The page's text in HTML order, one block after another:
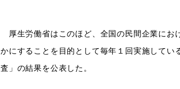
厚生労働省はこのほど、全国の民間企業にお
かにすることを目的として毎年１回実施して
査」の結果を公表した。